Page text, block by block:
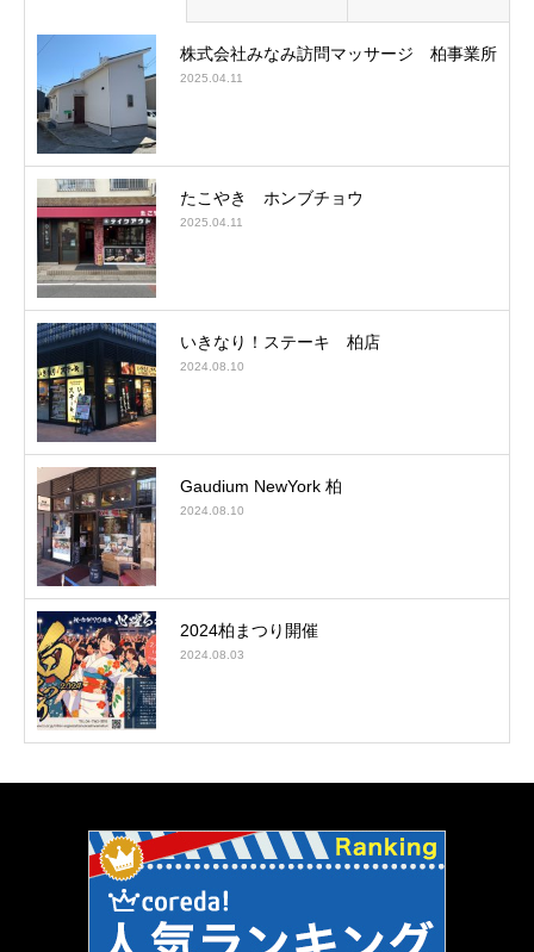
株式会社みなみ訪問マッサージ 柏事業所
2025.04.11
たこやき ホンブチョウ
2025.04.11
いきなり！ステーキ 柏店
2024.08.10
Gaudium NewYork 柏
2024.08.10
2024柏まつり開催
2024.08.03